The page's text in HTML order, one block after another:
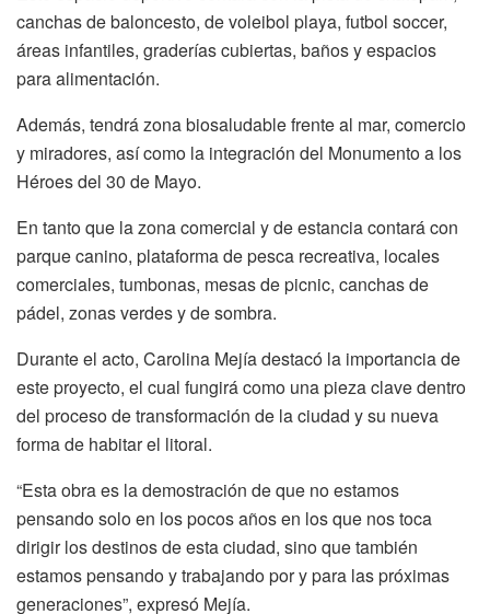
canchas de baloncesto, de voleibol playa, futbol soccer,
áreas infantiles, graderías cubiertas, baños y espacios
para alimentación.
Además, tendrá zona biosaludable frente al mar, comercio
y miradores, así como la integración del Monumento a los
Héroes del 30 de Mayo.
En tanto que la zona comercial y de estancia contará con
parque canino, plataforma de pesca recreativa, locales
comerciales, tumbonas, mesas de picnic, canchas de
pádel, zonas verdes y de sombra.
Durante el acto, Carolina Mejía destacó la importancia de
este proyecto, el cual fungirá como una pieza clave dentro
del proceso de transformación de la ciudad y su nueva
forma de habitar el litoral.
“Esta obra es la demostración de que no estamos
pensando solo en los pocos años en los que nos toca
dirigir los destinos de esta ciudad, sino que también
estamos pensando y trabajando por y para las próximas
generaciones”, expresó Mejía.